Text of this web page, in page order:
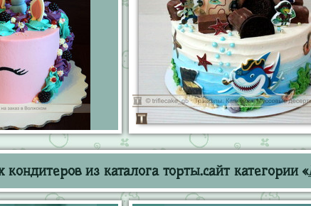
кондитеров из каталога торты.сайт категории «